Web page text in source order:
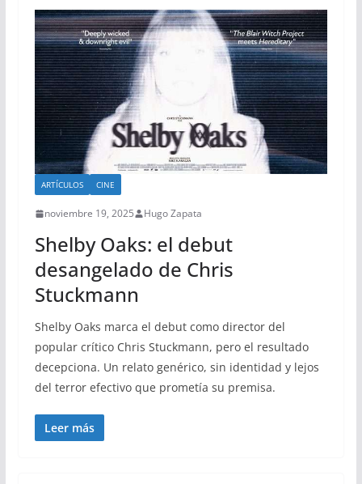
ARTÍCULOS CINE
noviembre 19, 2025 Hugo Zapata
Shelby Oaks: el debut
desangelado de Chris
Stuckmann
Shelby Oaks marca el debut como director del
popular crítico Chris Stuckmann, pero el resultado
decepciona. Un relato genérico, sin identidad y lejos
del terror efectivo que prometía su premisa.
Leer más